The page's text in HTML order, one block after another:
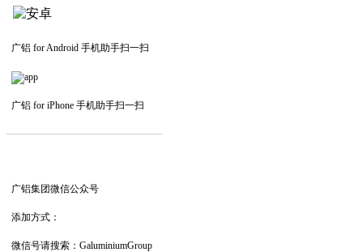
广铝 for Android 手机助手扫一扫
广铝 for iPhone 手机助手扫一扫
————————————
广铝集团微信公众号
添加方式：
微信号请搜索：GaluminiumGroup